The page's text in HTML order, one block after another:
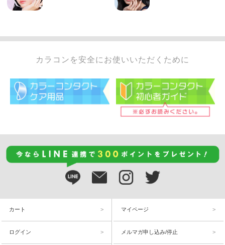
カラコンを安全にお使いいただくために
カート マイページ
ログイン メルマガ申し込み/停止